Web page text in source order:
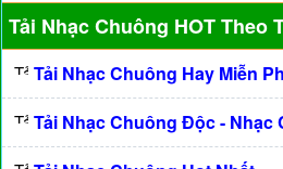
Tải Nhạc Chuông HOT Theo
Tải Nhạc Chuông Hay Miễn
Tải Nhạc Chuông Độc - Nhạc